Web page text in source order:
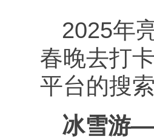
2025年
春晚去打
平台的搜
冰雪游